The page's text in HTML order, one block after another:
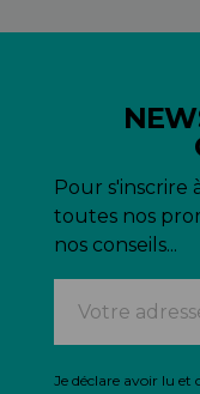
Pour s'inscrire
toutes nos
nos conseils...
Je déclare avoir lu et